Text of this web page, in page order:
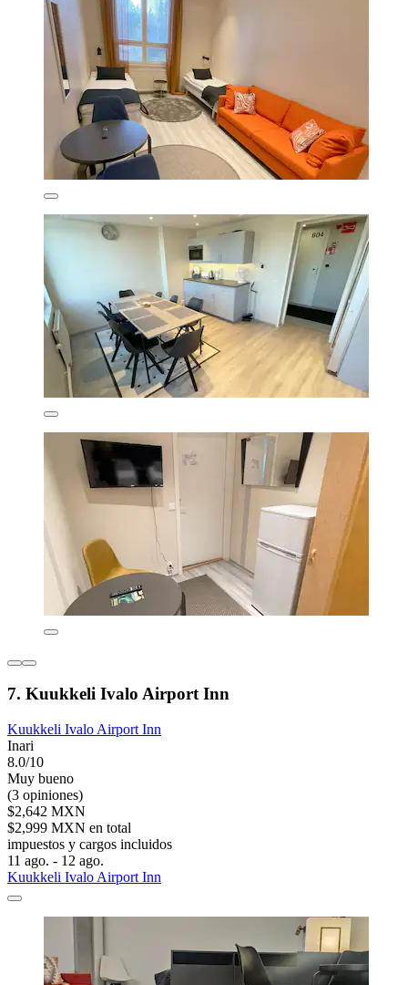
7. Kuukkeli Ivalo Airport Inn
Kuukkeli Ivalo Airport Inn
Inari
8.0/10
Muy bueno
(3 opiniones)
$2,642 MXN
$2,999 MXN en total
impuestos y cargos incluidos
11 ago. - 12 ago.
Kuukkeli Ivalo Airport Inn